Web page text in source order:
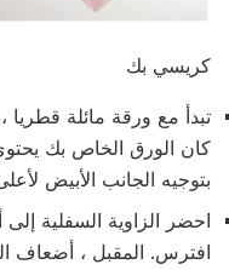
كريسي بك
تبدأ مع ورقة مائلة
كان الورق الخاص بك
بتوجيه الجانب الأبيض
احضر الزاوية السفلية إلى
افترس. المقبل ، أضعاف